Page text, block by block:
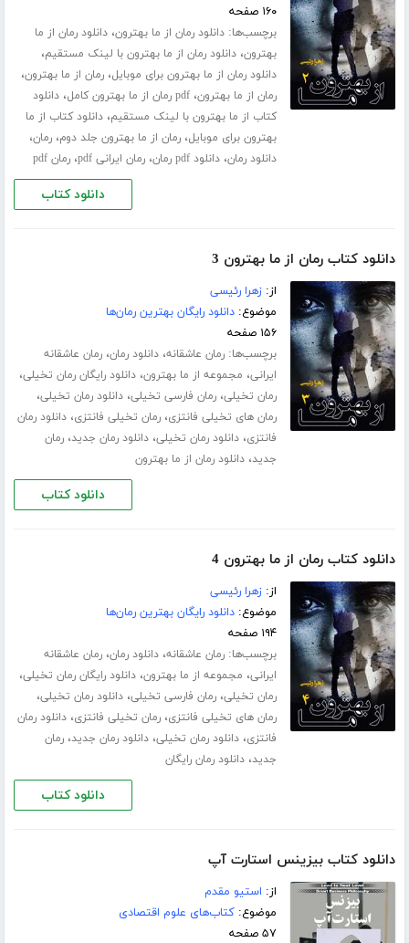
۱۶۰ صفحه
برچسب‌ها:دانلود رمان از ما بهترون،دانلود رمان از ما
بهترون،دانلود رمان از ما بهترون با لینک مستقیم،
دانلود رمان از ما بهترون برای موبایل،رمان از ما بهترون،
رمان از ما بهترون،pdf رمان از ما بهترون کامل ،دانلود
کتاب از ما بهترون با لینک مستقیم،دانلود کتاب از ما
بهترون برای موبایل،رمان از ما بهترون جلد دوم،رمان،
دانلود رمان،دانلود pdf رمان ،رمان ایرانی pdf ،رمان pdf
دانلود کتاب
دانلود کتاب رمان از ما بهترون 3
از:زهرا رئیسی
موضوع:دانلود رایگان بهترین رمان‌ها
۱۵۶ صفحه
برچسب‌ها:رمان عاشقانه،دانلود رمان،رمان عاشقانه
ایرانی، مجموعه از ما بهترون،دانلود رایگان رمان تخیلی،
رمان تخیلی،رمان فارسی تخیلی،دانلود رمان تخیلی،
رمان های تخیلی فانتزی،رمان تخیلی فانتزی،دانلود رمان
فانتزی،دانلود رمان تخیلی،دانلود رمان جدید،رمان
جدید،دانلود رمان از ما بهترون
دانلود کتاب
دانلود کتاب رمان از ما بهترون 4
از:زهرا رئیسی
موضوع:دانلود رایگان بهترین رمان‌ها
۱۹۴ صفحه
برچسب‌ها:رمان عاشقانه،دانلود رمان،رمان عاشقانه
ایرانی، مجموعه از ما بهترون،دانلود رایگان رمان تخیلی،
رمان تخیلی،رمان فارسی تخیلی،دانلود رمان تخیلی،
رمان های تخیلی فانتزی،رمان تخیلی فانتزی،دانلود رمان
فانتزی،دانلود رمان تخیلی،دانلود رمان جدید،رمان
جدید،دانلود رمان رایگان
دانلود کتاب
دانلود کتاب بیزینس استارت آپ
از: استیو مقدم
موضوع:کتاب‌های علوم اقتصادی
۵۷ صفحه